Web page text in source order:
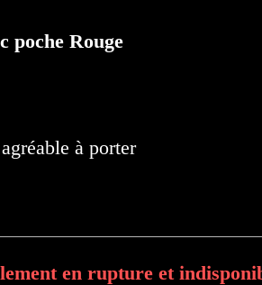
poche Rouge
à porter
en rupture et